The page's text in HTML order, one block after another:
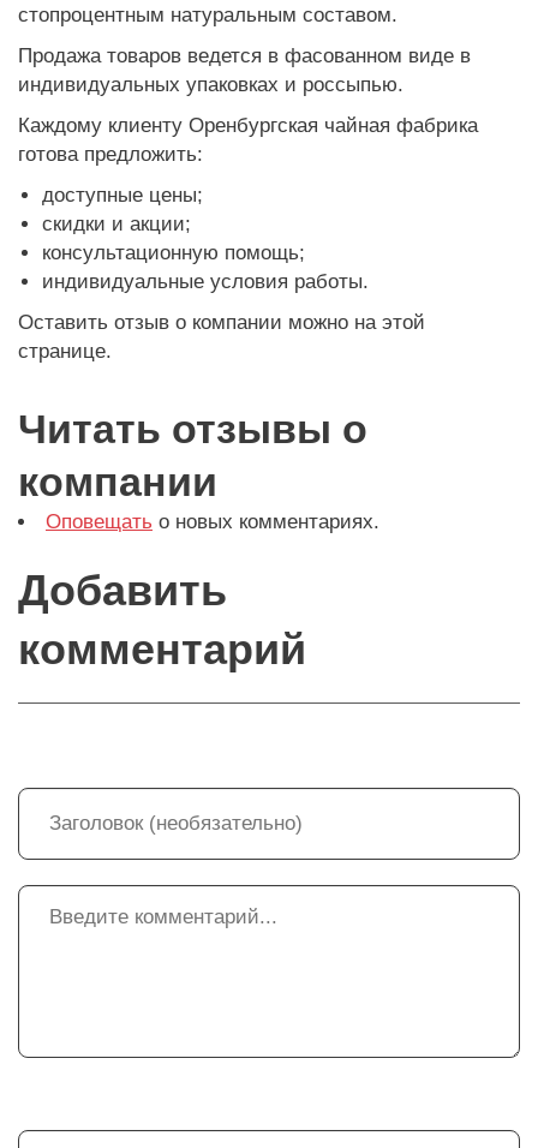
стопроцентным натуральным составом.
Продажа товаров ведется в фасованном виде в
индивидуальных упаковках и россыпью.
Каждому клиенту Оренбургская чайная фабрика
готова предложить:
доступные цены;
скидки и акции;
консультационную помощь;
индивидуальные условия работы.
Оставить отзыв о компании можно на этой
странице.
Читать отзывы о
компании
Оповещать о новых комментариях.
Добавить
комментарий